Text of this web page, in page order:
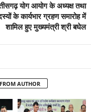
योग आयोग के अध्यक्ष तथा
के कार्यभार ग्रहण समारोह में
शामिल हुए मुख्यमंत्री श्री बघेल
AUTHOR